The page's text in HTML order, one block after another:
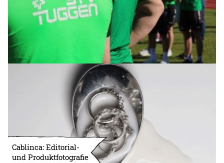
Cablinca: Editorial-
und Produktfotografie